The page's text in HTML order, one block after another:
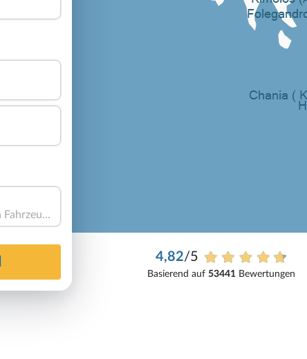
Haben Sie ein Fahrzeug?
4,82/5
Basierend auf53441 Bewertungen